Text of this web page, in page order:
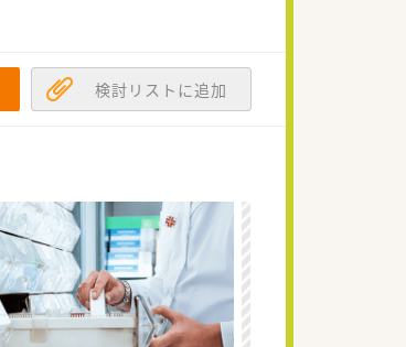
検討リストに追加